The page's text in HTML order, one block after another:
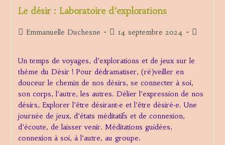
Le désir : Laboratoire d’explorations
Auteur/autrice
publication :
Emmanuelle Duchesne
Publication
14 septembre 2024
Post
Un temps de voyages, d’explorations et de jeux sur le
thème du Désir ! Pour dédramatiser, (ré)veiller en
douceur le chemin de nos désirs, se connecter à soi,
son corps, l’autre, les autres. Délier l’expression de nos
désirs, Explorer l’être désirant·e et l’être désiré·e. Une
journée de jeux, d’états méditatifs et de connexion,
d’écoute, de laisser venir. Méditations guidées,
connexion à soi, à l’autre, au groupe.